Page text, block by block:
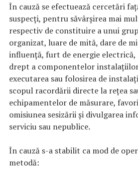
În cauză se efectuează cercetări
suspecţi, pentru săvârşirea mai
respectiv de constituire a unui
organizat, luare de mită, dare de
influenţă, furt de energie electrică,
drept a componentelor
executarea sau folosirea de
scopul racordării directe la reţea
echipamentelor de măsurare,
omisiunea sesizării şi divulgarea
serviciu sau nepublice.
În cauză s-a stabilit ca mod de
metodă: